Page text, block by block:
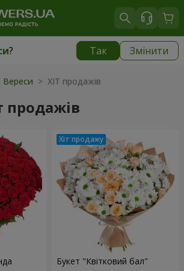
? Так Змінити
Вереси > ХІТ продажів
продажів
Букет "Квітковий бал"